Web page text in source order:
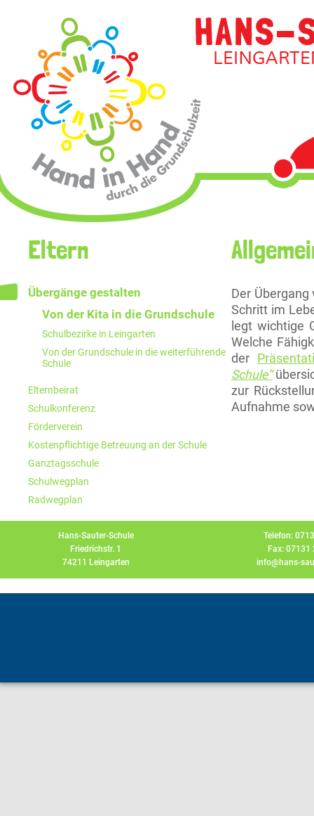
Der
Schritt im
legt wichtige
Welche
der
Schule“
zur
Aufnahme
Navigation
überspringen
Eltern
Übergänge gestalten
Von der Kita in die Grundschule
Schulbezirke in Leingarten
Von der Grundschule in die weiterführende
Schule
Elternbeirat
Schulkonferenz
Förderverein
Kostenpflichtige Betreuung an der Schule
Ganztagsschule
Schulwegplan
Radwegplan
Hans-Sauter-Schule
Friedrichstr. 1
74211 Leingarten
Telefon:
Fax: 07131
info@hans-